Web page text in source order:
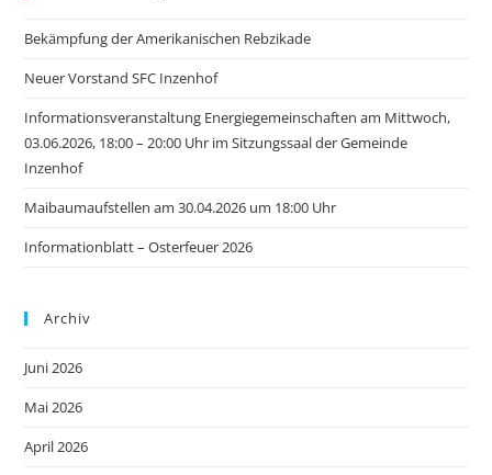
Bekämpfung der Amerikanischen Rebzikade
Neuer Vorstand SFC Inzenhof
Informationsveranstaltung Energiegemeinschaften am Mittwoch,
03.06.2026, 18:00 – 20:00 Uhr im Sitzungssaal der Gemeinde
Inzenhof
Maibaumaufstellen am 30.04.2026 um 18:00 Uhr
Informationblatt – Osterfeuer 2026
Archiv
Juni 2026
Mai 2026
April 2026